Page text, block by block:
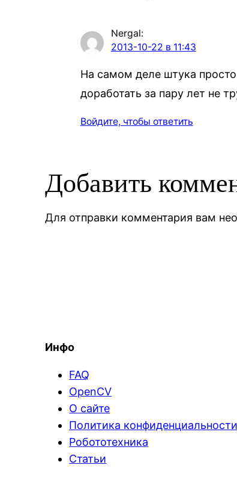
Nergal:
2013-10-22 в 11:43
На самом деле штука
доработать за пару лет не
Войдите, чтобы ответить
Добавить
Для отправки комментария вам
Инфо
FAQ
OpenCV
О сайте
Политика конфиденциальности
Робототехника
Статьи